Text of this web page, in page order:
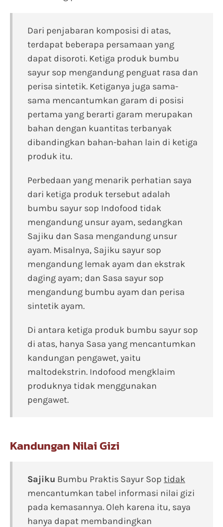
Dari penjabaran komposisi di atas,
terdapat beberapa persamaan yang
dapat disoroti. Ketiga produk bumbu
sayur sop mengandung penguat rasa dan
perisa sintetik. Ketiganya juga sama-
sama mencantumkan garam di posisi
pertama yang berarti garam merupakan
bahan dengan kuantitas terbanyak
dibandingkan bahan-bahan lain di ketiga
produk itu.
Perbedaan yang menarik perhatian saya
dari ketiga produk tersebut adalah
bumbu sayur sop Indofood tidak
mengandung unsur ayam, sedangkan
Sajiku dan Sasa mengandung unsur
ayam. Misalnya, Sajiku sayur sop
mengandung lemak ayam dan ekstrak
daging ayam; dan Sasa sayur sop
mengandung bumbu ayam dan perisa
sintetik ayam.
Di antara ketiga produk bumbu sayur sop
di atas, hanya Sasa yang mencantumkan
kandungan pengawet, yaitu
maltodekstrin. Indofood mengklaim
produknya tidak menggunakan
pengawet.
Kandungan Nilai Gizi
Sajiku Bumbu Praktis Sayur Sop tidak
mencantumkan tabel informasi nilai gizi
pada kemasannya. Oleh karena itu, saya
hanya dapat membandingkan